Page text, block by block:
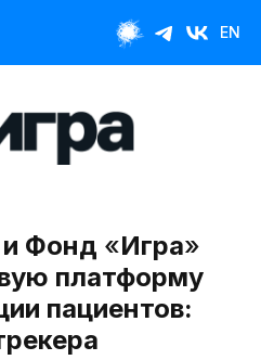
EN
и Фонд «Игра»
платформу
пациентов: